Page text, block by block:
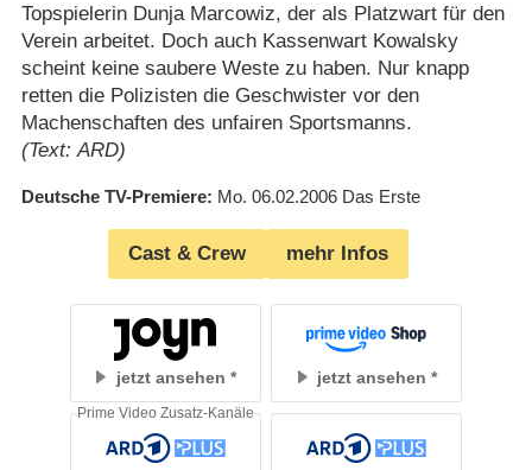
Topspielerin Dunja Marcowiz, der als Platzwart für den
Verein arbeitet. Doch auch Kassenwart Kowalsky
scheint keine saubere Weste zu haben. Nur knapp
retten die Polizisten die Geschwister vor den
Machenschaften des unfairen Sportsmanns.
(Text: ARD)
Deutsche TV-Premiere Mo. 06.02.2006 Das Erste
Cast & Crew mehr Infos
jetzt ansehen jetzt ansehen
Prime Video Zusatz-Kanäle